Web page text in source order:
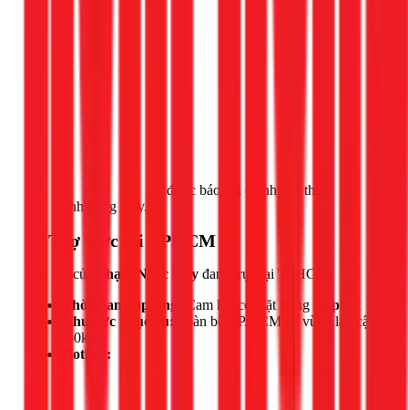
để được báo giá chính xác theo
tình trạng máy.
📍 Thợ trực tại TPHCM
Đội thợ của Phạm Ngọc Duy đang trực tại TPHCM.
Thời gian đáp ứng:
Cam kết có mặt trong
30 phút
Khu vực phục vụ:
Toàn bộ TP.HCM và vùng lân cận
(50km)
Hotline: